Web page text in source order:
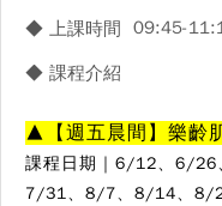
◆ 上課時間 09:45-
◆ 課程介紹
▲ 【週五晨間】樂齡
課程日期｜6/12、6/26
7/31、8/7、8/14、8/